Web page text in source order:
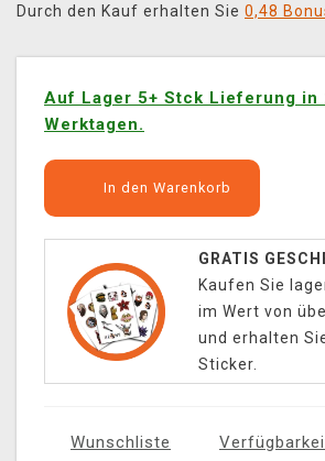
Durch den Kauf erhalten Sie 0,48
Auf Lager 5+ Stck Lieferung in
Werktagen.
In den Warenkorb
GRATIS
Kaufen Sie
im Wert von
und erhalten
Sticker.
Wunschliste